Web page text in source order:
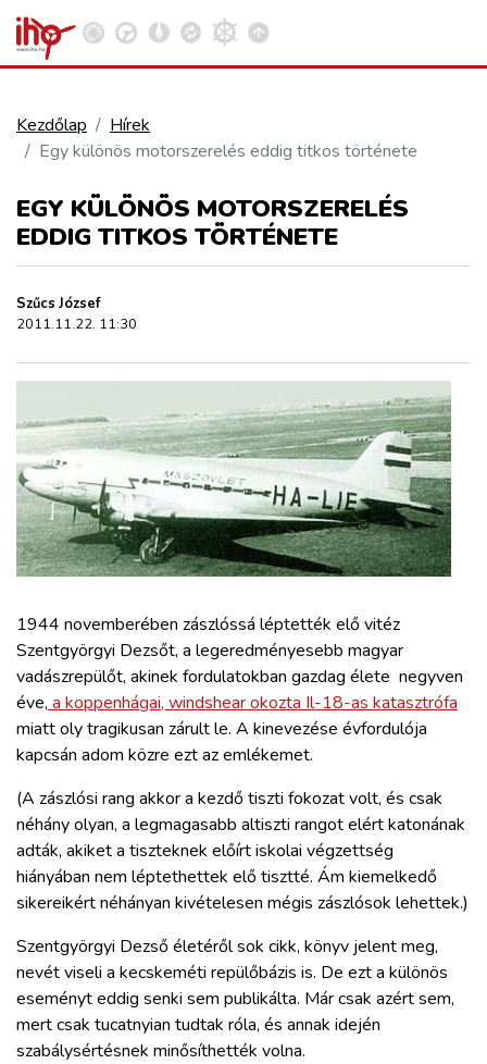
VASÚT
KÖZÚT
REPÜLÉS
KÖZLEKEDÉSFEJLESZTÉS
ELLÁTÁSI LÁNC
ZÖLDÚT
HAJÓZÁS
BLOG
ARCHÍVUM
WEBSHOP
BELÉPÉS
REGISZTRÁCIÓ
Kosár megtekintése
Kezdőlap
Hírek
Egy különös motorszerelés eddig titkos története
EGY KÜLÖNÖS MOTORSZERELÉS
EDDIG TITKOS TÖRTÉNETE
Szűcs József
2011.11.22. 11:30
1944 novemberében zászlóssá léptették elő vitéz
Szentgyörgyi Dezsőt, a legeredményesebb magyar
vadászrepülőt, akinek fordulatokban gazdag élete negyven
éve, a koppenhágai, windshear okozta Il-18-as katasztrófa
miatt oly tragikusan zárult le. A kinevezése évfordulója
kapcsán adom közre ezt az emlékemet.
(A zászlósi rang akkor a kezdő tiszti fokozat volt, és csak
néhány olyan, a legmagasabb altiszti rangot elért katonának
adták, akiket a tiszteknek előírt iskolai végzettség
hiányában nem léptethettek elő tisztté. Ám kiemelkedő
sikereikért néhányan kivételesen mégis zászlósok lehettek.)
Szentgyörgyi Dezső életéről sok cikk, könyv jelent meg,
nevét viseli a kecskeméti repülőbázis is. De ezt a különös
eseményt eddig senki sem publikálta. Már csak azért sem,
mert csak tucatnyian tudtak róla, és annak idején
szabálysértésnek minősíthették volna.